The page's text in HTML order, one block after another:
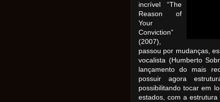
incrível “The
Reason of
Your
Conviction”
(2007),
passou por mudanças,
vocalista (Humberto
lançamento do mais
possuir agora
possibilitando tocar em
estados, com a